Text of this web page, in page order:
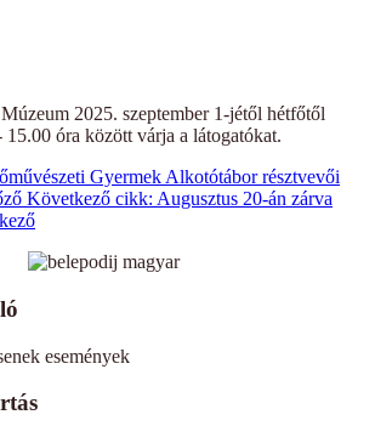
2025. szeptember 1-jétől hétfőtől
15.00 óra között várja a látogatókat.
Gyermek Alkotótábor résztvevői
Következő cikk: Augusztus 20-án zárva
események